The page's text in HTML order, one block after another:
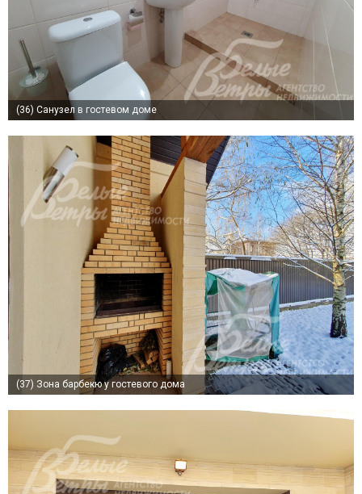
(36) Санузел в гостевом доме
(37) Зона барбекю у гостевого дома